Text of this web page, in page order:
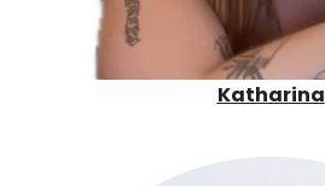
Katharina